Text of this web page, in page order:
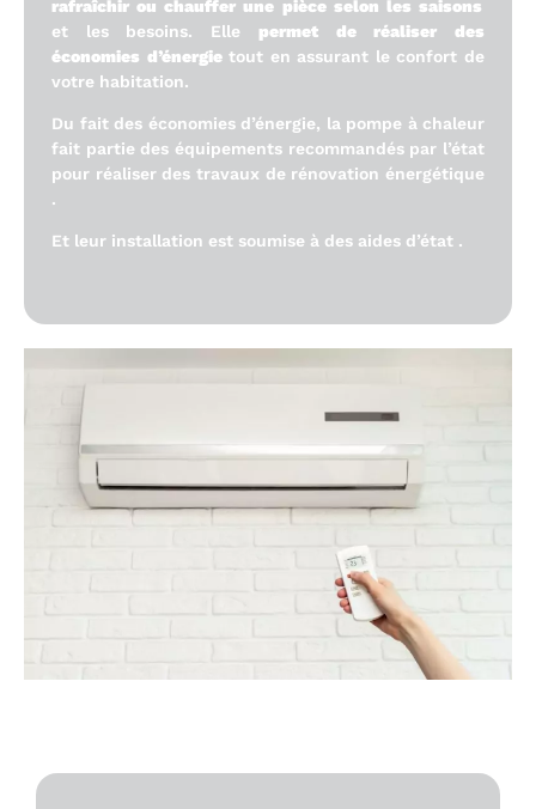
rafraîchir ou chauffer une pièce selon les saisons
et les besoins. Elle permet de réaliser des
économies d’énergietout en assurant le confort de
votre habitation.
Du fait des économies d’énergie, la pompe à chaleur
fait partie des équipements recommandés par l’état
pour réaliser des travaux de rénovation énergétique
.
Et leur installation est soumise à des aides d’état .